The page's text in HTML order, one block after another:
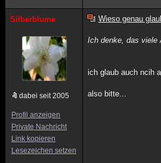
Silberblume
dabei seit 2005
Profil anzeigen
Private Nachricht
Link kopieren
Lesezeichen setzen
Wieso genau
Ich denke, das viele
ich glaub auch ncih
also bitte...